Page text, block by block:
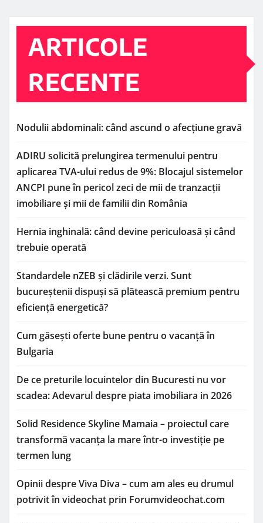
ARTICOLE
RECENTE
Nodulii abdominali: când ascund o afecțiune gravă
ADIRU solicită prelungirea termenului pentru
aplicarea TVA-ului redus de 9%: Blocajul sistemelor
ANCPI pune în pericol zeci de mii de tranzacții
imobiliare și mii de familii din România
Hernia inghinală: când devine periculoasă și când
trebuie operată
Standardele nZEB și clădirile verzi. Sunt
bucureștenii dispuși să plătească premium pentru
eficiență energetică?
Cum găsești oferte bune pentru o vacanță în
Bulgaria
De ce preturile locuintelor din Bucuresti nu vor
scadea: Adevarul despre piata imobiliara in 2026
Solid Residence Skyline Mamaia – proiectul care
transformă vacanța la mare într-o investiție pe
termen lung
Opinii despre Viva Diva – cum am ales eu drumul
potrivit în videochat prin Forumvideochat.com